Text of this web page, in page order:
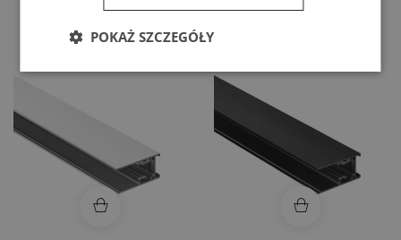
POKAŻ SZCZEGÓŁY